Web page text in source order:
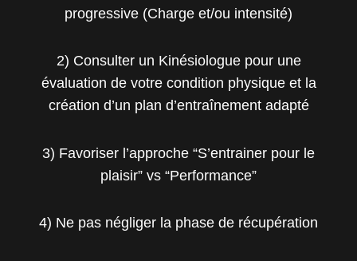
progressive (Charge et/ou intensité)
2) Consulter un Kinésiologue pour une
évaluation de votre condition physique et la
création d’un plan d’entraînement adapté
3) Favoriser l’approche “S’entrainer pour le
plaisir” vs “Performance”
4) Ne pas négliger la phase de récupération